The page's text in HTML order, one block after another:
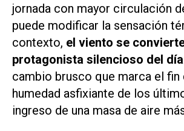
jornada con mayor circulación
puede modificar la sensación
contexto, el viento se
protagonista silencioso del día
cambio brusco que marca el fin
humedad asfixiante de los
ingreso de una masa de aire